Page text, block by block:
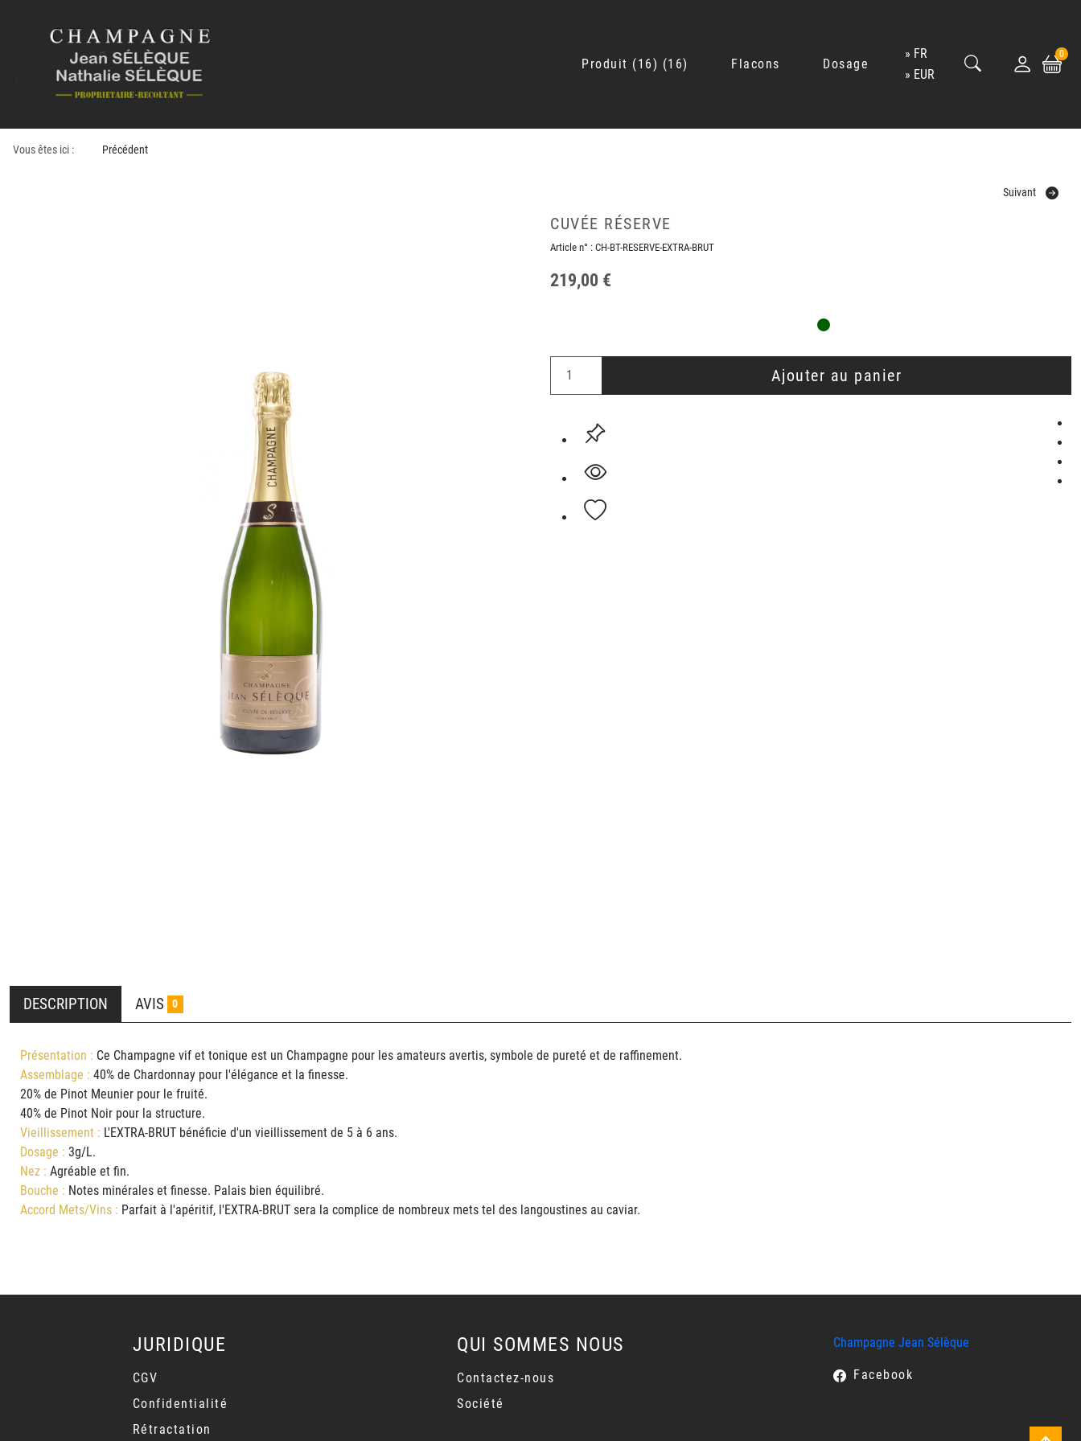
Produit 16 16 Flacons Dosage
FR
EUR
0
Vous êtes ici : Précédent
Suivant
CUVÉE RÉSERVE
Article n° : CH-BT-RESERVE-EXTRA-BRUT
219,00 €
Ajouter au panier
DESCRIPTION AVIS 0
Présentation : Ce Champagne vif et tonique est un Champagne pour les amateurs avertis, symbole de pureté et de raffinement.
Assemblage : 40% de Chardonnay pour l'élégance et la finesse.
20% de Pinot Meunier pour le fruité.
40% de Pinot Noir pour la structure.
Vieillissement : L'EXTRA-BRUT bénéficie d'un vieillissement de 5 à 6 ans.
Dosage : 3g/L.
Nez : Agréable et fin.
Bouche : Notes minérales et finesse. Palais bien équilibré.
Accord Mets/Vins : Parfait à l'apéritif, l'EXTRA-BRUT sera la complice de nombreux mets tel des langoustines au caviar.
JURIDIQUE
CGV
Confidentialité
Rétractation
QUI SOMMES NOUS
Contactez-nous
Société
Champagne Jean Sélèque
Facebook